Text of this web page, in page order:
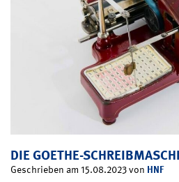
DIE GOETHE-
Geschrieben am 15.08.2023 von HNF